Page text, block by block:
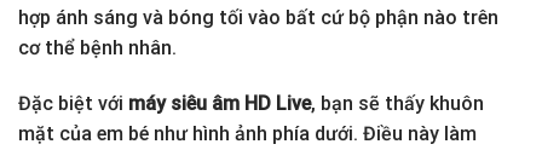
hợp ánh sáng và bóng tối vào bất cứ bộ phận nào trên
cơ thể bệnh nhân.
Đặc biệt với máy siêu âm HD Live, bạn sẽ thấy khuôn
mặt của em bé như hình ảnh phía dưới. Điều này làm